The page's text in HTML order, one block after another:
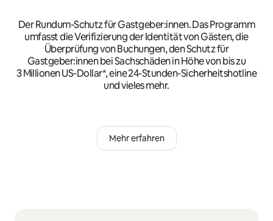
Der Rundum-Schutz für Gastgeber:innen. Das Programm
umfasst die Verifizierung der Identität von Gästen, die
Überprüfung von Buchungen, den Schutz für
Gastgeber:innen bei Sachschäden in Höhe von bis zu
3 Millionen US-Dollar*, eine 24-Stunden-Sicherheitshotline
und vieles mehr.
Mehr erfahren